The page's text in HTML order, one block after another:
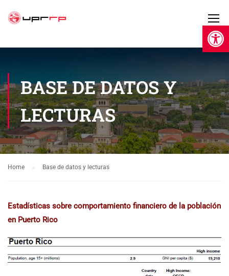
BASE DE DATOS Y
LECTURAS
Home Base de datos y lecturas
Estadísticas sobre comportamiento financiero de la población
en Puerto Rico